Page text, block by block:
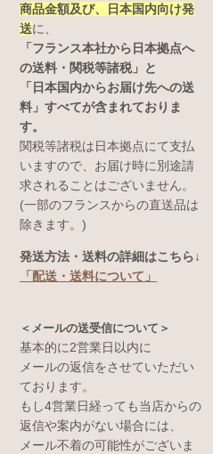
商品金額及び、日本国内向け発
送に、
「フランス本社から日本拠点へ
の送料・関税等諸税」と
「日本国内からお届け先への送
料」すべてが含まれておりま
す。
関税等諸税は日本拠点にて支払
いますので、お届け時に別途請
求されることはございません。
(一部のフランスからの直送品は
除きます。)
発送方法・送料の詳細はこちら↓
「配送・送料について」
＜メールの送受信について＞
基本的に2営業日以内に
メールの返信をさせていただい
ております。
もし4営業日経っても当店からの
返信や案内がない場合には、
メール不着の可能性がございま